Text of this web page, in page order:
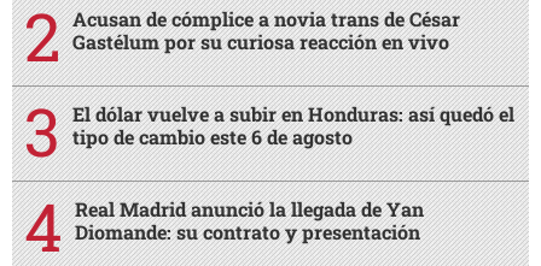
Acusan de cómplice a novia trans de César
Gastélum por su curiosa reacción en vivo
El dólar vuelve a subir en Honduras: así quedó el
tipo de cambio este 6 de agosto
Real Madrid anunció la llegada de Yan
Diomande: su contrato y presentación